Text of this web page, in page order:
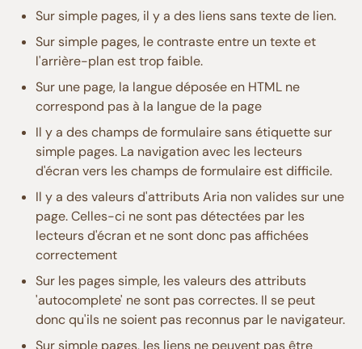
Sur simple pages, il y a des liens sans texte de lien.
Sur simple pages, le contraste entre un texte et
l'arrière-plan est trop faible.
Sur une page, la langue déposée en HTML ne
correspond pas à la langue de la page
Il y a des champs de formulaire sans étiquette sur
simple pages. La navigation avec les lecteurs
d'écran vers les champs de formulaire est difficile.
Il y a des valeurs d'attributs Aria non valides sur une
page. Celles-ci ne sont pas détectées par les
lecteurs d'écran et ne sont donc pas affichées
correctement
Sur les pages simple, les valeurs des attributs
'autocomplete' ne sont pas correctes. Il se peut
donc qu'ils ne soient pas reconnus par le navigateur.
Sur simple pages, les liens ne peuvent pas être